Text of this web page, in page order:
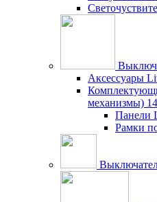
Аксессуары
механизмы)
Панели
Рамки